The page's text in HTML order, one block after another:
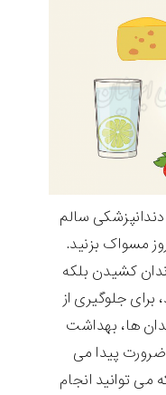
سالم
مسواک بزنید.
کشیدن بلکه
برای جلوگیری از
ها، بهداشت
پیدا می
می توانید انجام